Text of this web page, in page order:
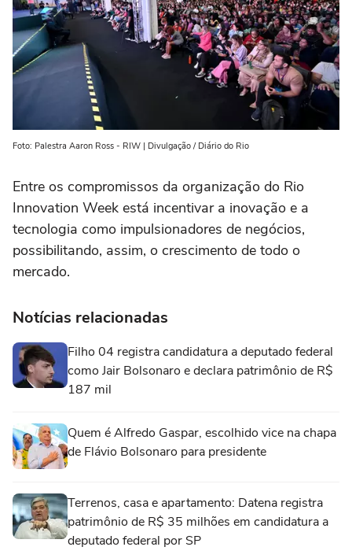
Foto: Palestra Aaron Ross - RIW | Divulgação / Diário do Rio
Entre os compromissos da organização do Rio
Innovation Week está incentivar a inovação e a
tecnologia como impulsionadores de negócios,
possibilitando, assim, o crescimento de todo o
mercado.
Notícias relacionadas
Filho 04 registra candidatura a deputado federal
como Jair Bolsonaro e declara patrimônio de R$
187 mil
Quem é Alfredo Gaspar, escolhido vice na chapa
de Flávio Bolsonaro para presidente
Terrenos, casa e apartamento: Datena registra
patrimônio de R$ 35 milhões em candidatura a
deputado federal por SP